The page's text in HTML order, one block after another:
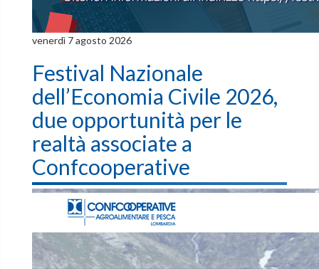
venerdì 7 agosto 2026
Festival Nazionale
dell’Economia Civile 2026,
due opportunità per le
realtà associate a
Confcooperative